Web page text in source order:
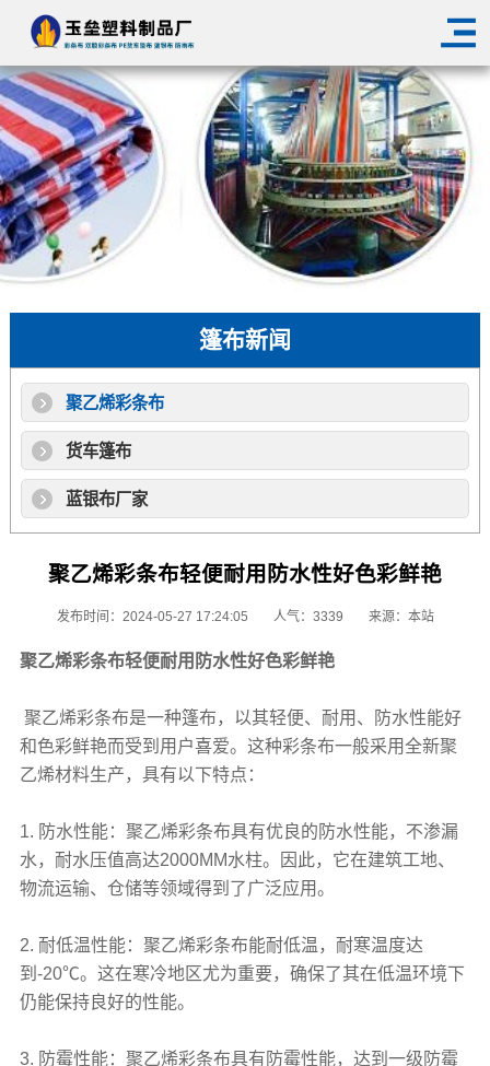
篷布新闻
聚乙烯彩条布
货车篷布
蓝银布厂家
聚乙烯彩条布轻便耐用防水性好色彩鲜艳
发布时间：2024-05-27 17:24:05 人气：3339 来源：本站
聚乙烯彩条布轻便耐用防水性好色彩鲜艳
聚乙烯彩条布是一种篷布 ，以其轻便、耐用、防水性能好
和色彩鲜艳而受到用户喜爱。这种彩条布一般采用全新聚
乙烯材料生产，具有以下特点：
1. 防水性能： 聚乙烯彩条布具有优良的防水性能，不渗漏
水，耐水压值高达2000MM水柱。因此，它在建筑工地、
物流运输、仓储等领域得到了广泛应用。
2. 耐低温性能： 聚乙烯彩条布能耐低温，耐寒温度达
到-20℃。这在寒冷地区尤为重要，确保了其在低温环境下
仍能保持良好的性能。
3. 防霉性能： 聚乙烯彩条布具有防霉性能，达到一级防霉